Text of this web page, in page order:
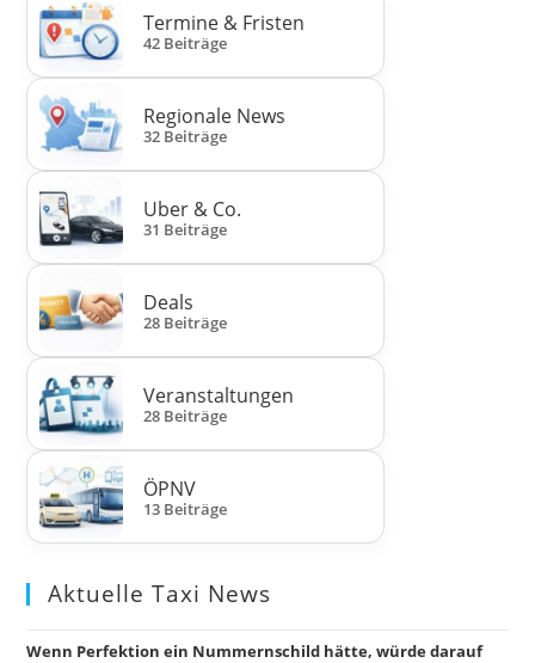
Termine & Fristen
42 Beiträge
Regionale News
32 Beiträge
Uber & Co.
31 Beiträge
Deals
28 Beiträge
Veranstaltungen
28 Beiträge
ÖPNV
13 Beiträge
Aktuelle Taxi News
Wenn Perfektion ein Nummernschild hätte, würde darauf